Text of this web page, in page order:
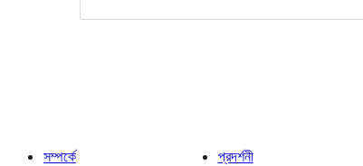
সম্পর্কে
প্রদর্শনী